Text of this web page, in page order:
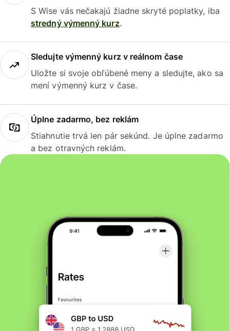
S Wise vás nečakajú žiadne skryté poplatky, iba
stredný výmenný kurz.
Sledujte výmenný kurz v reálnom čase
Uložte si svoje obľúbené meny a sledujte, ako sa
mení výmenný kurz v čase.
Úplne zadarmo, bez reklám
Stiahnutie trvá len pár sekúnd. Je úplne zadarmo
a bez otravných reklám.